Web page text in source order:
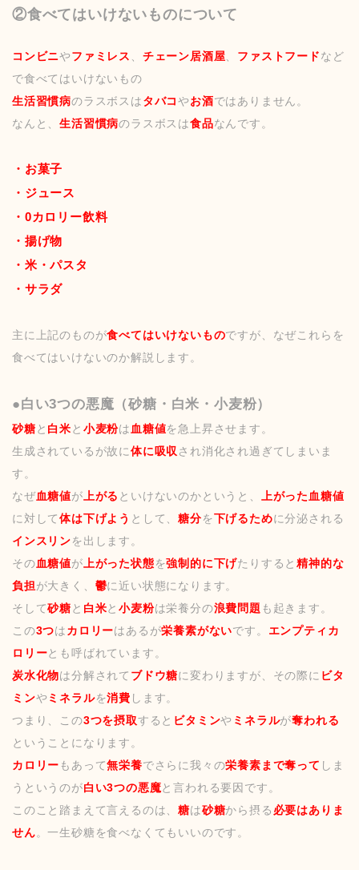
②食べてはいけないものについて
コンビニやファミレス チェーン居酒屋 ファストフードなど
で食べてはいけないもの
生活習慣病のラスボスはタバコやお酒ではありません。
なんと、生活習慣病のラスボスは食品なんです。
・お菓子
・ジュース
・0カロリー飲料
・揚げ物
・米・パスタ
・サラダ
主に上記のものが食べてはいけないものですが、なぜこれらを
食べてはいけないのか解説します。
●白い3つの悪魔（砂糖・白米・小麦粉）
砂糖と 白米と 小麦粉は 血糖値を急上昇させます。
生成されているが故に体に吸収 され消化され過ぎてしまいま
す。
なぜ血糖値が 上がる といけないのかというと、
上がった血糖値
に対して体は下げよう として、糖分を下げるために分泌される
インスリンを出します。
その血糖値が 上がった状態を強制的に下げたりすると精神的な
負担が大きく、 鬱に近い状態になります。
そして砂糖と 白米と小麦粉は栄養分の浪費問題 も起きます。
この3つはカロリーはあるが栄養素がないです。 エンプティカ
ロリーとも呼ばれています。
炭水化物は分解されて ブドウ糖に変わりますが、その際に ビタ
ミンやミネラルを消費 します。
つまり、この3つを摂取すると ビタミンや ミネラルが奪われる
ということになります。
カロリーもあって無栄養でさらに我々の栄養素まで奪って しま
うというのが白い3つの悪魔と言われる要因です。
このこと踏まえて言えるのは、糖は砂糖から摂る 必要はありま
せん。一生砂糖を食べなくてもいいのです。